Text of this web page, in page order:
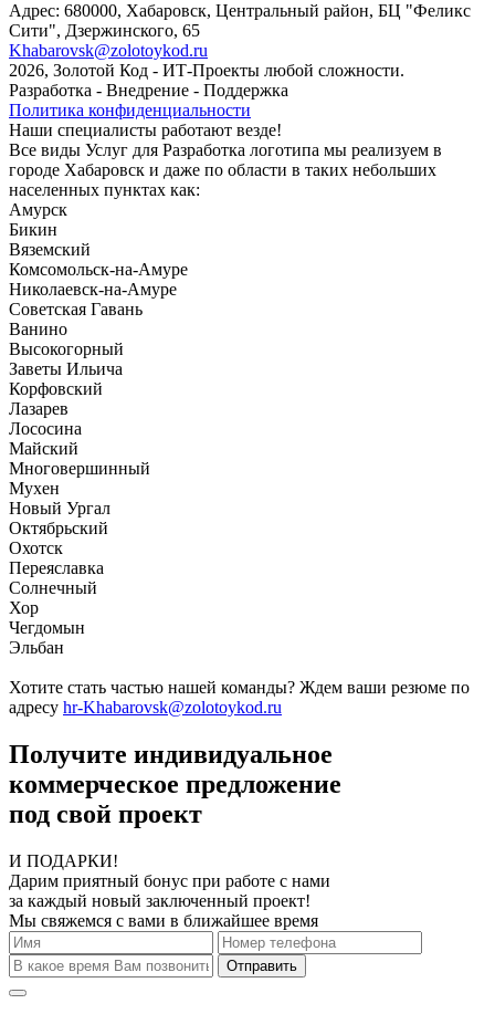
Адрес: 680000, Хабаровск, Центральный район, БЦ "Феликс
Сити", ​Дзержинского, 65
Khabarovsk@zolotoykod.ru
2026, Золотой Код - ИТ-Проекты любой сложности.
Разработка - Внедрение - Поддержка
Политика конфиденциальности
Наши специалисты работают везде!
Все виды Услуг для Разработка логотипа мы реализуем в
городе Хабаровск и даже по области в таких небольших
населенных пунктах как:
Амурск
Бикин
Вяземский
Комсомольск-на-Амуре
Николаевск-на-Амуре
Советская Гавань
Ванино
Высокогорный
Заветы Ильича
Корфовский
Лазарев
Лососина
Майский
Многовершинный
Мухен
Новый Ургал
Октябрьский
Охотск
Переяславка
Солнечный
Хор
Чегдомын
Эльбан
Хотите стать частью нашей команды? Ждем ваши резюме по
адресу hr-Khabarovsk@zolotoykod.ru
Получите индивидуальное
коммерческое предложение
под свой проект
И ПОДАРКИ!
Дарим приятный бонус при работе с нами
за каждый новый заключенный проект!
Мы свяжемся с вами в ближайшее время
Отправить